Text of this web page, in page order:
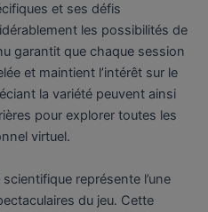
et ses défis
les possibilités de
garantit que chaque session
et maintient l’intérêt sur le
la variété peuvent ainsi
pour explorer toutes les
virtuel.
scientifique représente l’une
du jeu. Cette